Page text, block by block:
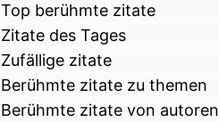
Top berühmte zitate
Zitate des Tages
Zufällige zitate
Berühmte zitate zu themen
Berühmte zitate von autoren